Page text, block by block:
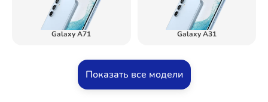
Galaxy A71 Galaxy A31
Показать все модели